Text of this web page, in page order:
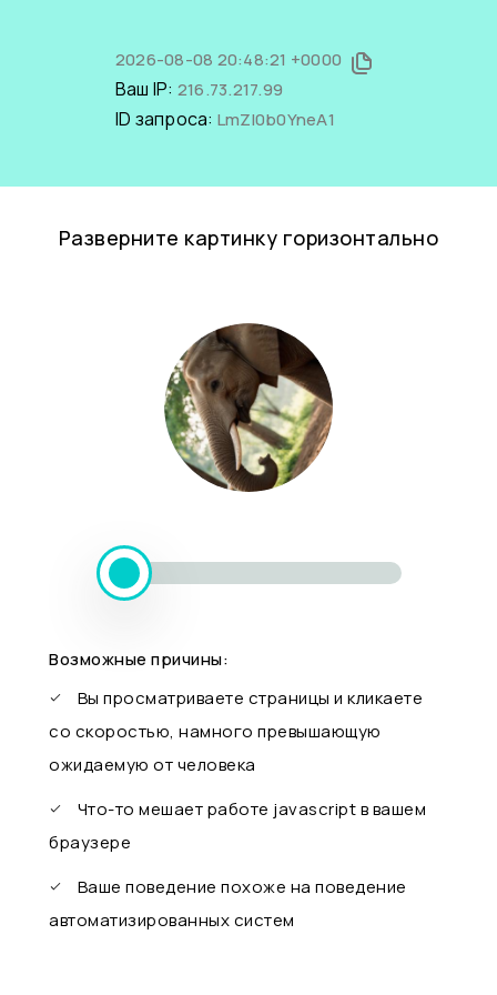
2026-08-08 20:48:21 +0000
Ваш IP: 216.73.217.99
ID запроса: LmZI0b0YneA1
Разверните картинку горизонтально
Возможные причины:
Вы просматриваете страницы и кликаете
со скоростью, намного превышающую
ожидаемую от человека
Что-то мешает работе javascript в вашем
браузере
Ваше поведение похоже на поведение
автоматизированных систем